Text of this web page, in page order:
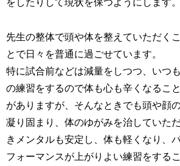
をしたりして現状を保つようにします。
先生の整体で頭や体を整えていただくこ
とで日々を普通に過ごせています。
特に試合前などは減量をしつつ、いつも
の練習をするので体も心も辛くなること
がありますが、そんなときでも頭や顔
凝り固まり、体のゆがみを治していた
きメンタルも安定し、体も軽くなり、
フォーマンスが上がりよい練習をするこ